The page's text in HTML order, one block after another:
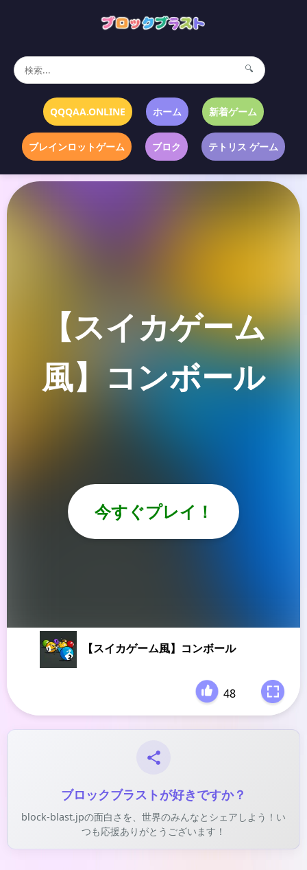
🔍
QQQAA.ONLINE ホーム 新着ゲーム
ブレインロットゲーム ブロク テトリス ゲーム
【スイカゲーム
風】コンボール
今すぐプレイ！
【スイカゲーム風】コンボール
48
ブロックブラストが好きですか？
block-blast.jpの面白さを、世界のみんなとシェアしよう！い
つも応援ありがとうございます！